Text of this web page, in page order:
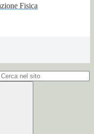
Fisica